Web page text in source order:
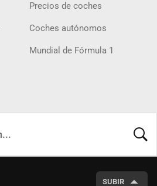
Precios de coches
Coches autónomos
Mundial de Fórmula 1
SUBIR